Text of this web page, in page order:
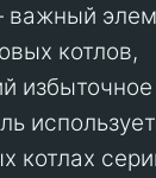
важный
котлов,
избыточное
котлах